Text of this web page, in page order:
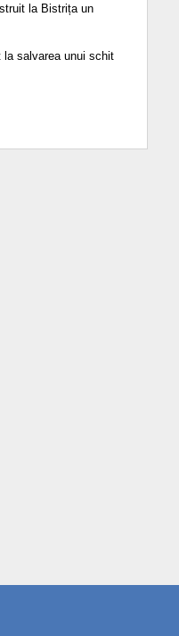
la Bistrița un
la salvarea unui schit